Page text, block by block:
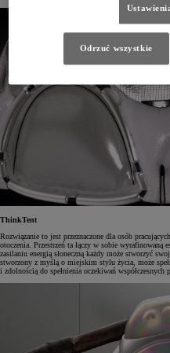
ThinkTent
Rozwiązanie to jest przeznaczone dla osób
otoczenia. Przestrzeń ta łączy w sobie
zasilaniu energią słoneczną każdy może stworzyć
stworzony z myślą o miejskim stylu życia, może
i zdolnością do spełnienia oczekiwań współczesnych
Odrzuć wszystkie